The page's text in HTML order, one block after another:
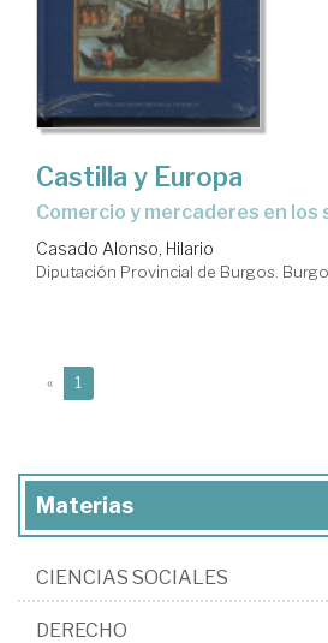
Castilla y Europa
Comercio y mercaderes en los
Casado Alonso, Hilario
Diputación Provincial de Burgos.
« 1
Materias
CIENCIAS SOCIALES
DERECHO